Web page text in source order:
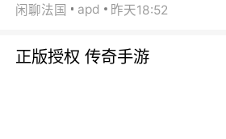
闲聊法国 apd 昨天18:52
正版授权 传奇手游